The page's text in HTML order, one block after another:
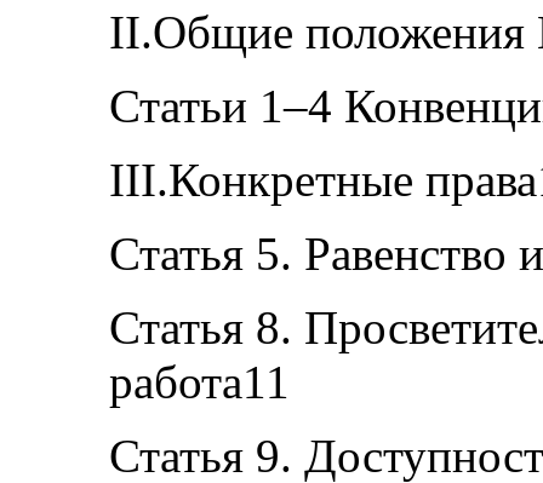
II.Общие положения
Статьи 1–4
III.Конкретные
Статья 5. Равенство
Статья 8.
работа11
Статья 9.